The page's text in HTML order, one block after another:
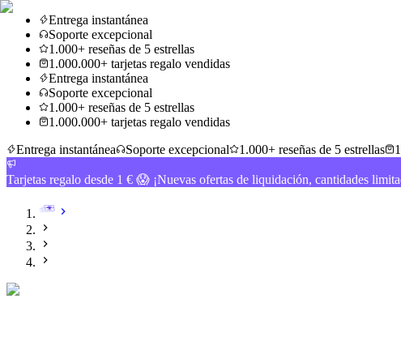
Entrega instantánea
Soporte excepcional
1.000+ reseñas de 5 estrellas
1.000.000+ tarjetas regalo vendidas
Entrega instantánea
Soporte excepcional
1.000+ reseñas de 5 estrellas
1.000.000+ tarjetas regalo vendidas
Entrega instantánea
Soporte excepcional 1.000+ reseñas de 5 estrellas
Tarjetas regalo desde 1 € 😱 ¡Nuevas ofertas de liquidación, cantidades